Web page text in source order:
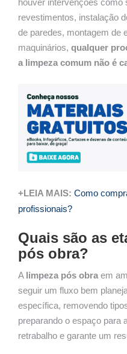
houver intervenções como
revestimentos, instalação
de paredes, montagem de
maquinários, qualquer
a limpeza comum não é
+LEIA MAIS: Como
profissionais?
Quais são as
pós obra?
A limpeza pós obraem
seguir um fluxo bem
específica, removendo
preparando o espaço para
retrabalho e garante um